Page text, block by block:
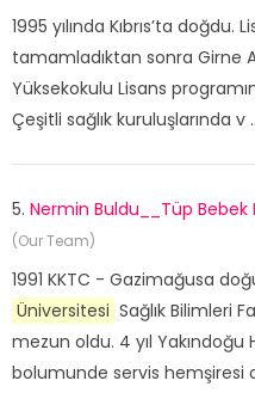
1995 yılında Kıbrıs’ta
tamamladıktan sonra Girne
Yüksekokulu Lisans
Çeşitli sağlık kuruluşlarında v
5. Nermin Buldu__Tüp Bebek
(Our Team)
1991 KKTC - Gazimağusa
Üniversitesi Sağlık Bilimleri
mezun oldu. 4 yıl
bolumunde servis hemşiresi